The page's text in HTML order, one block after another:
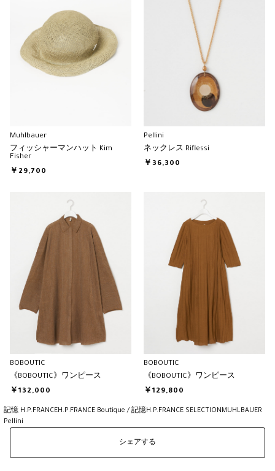
Muhlbauer
フィッシャーマンハット Kim
Fisher
￥29,700
Pellini
ネックレス Riflessi
￥36,300
BOBOUTIC
《BOBOUTIC》ワンピース
￥132,000
BOBOUTIC
《BOBOUTIC》ワンピース
￥129,800
記憶 H.P.FRANCEH.P.FRANCE Boutique / 記憶H.P.FRANCE SELECTIONMUHLBAUER
Pellini
シェアする